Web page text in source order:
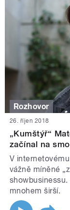
Rozhovor
26. říjen 2018
„Kumštýř“
začínal na
V
vážně míněné
mnohem širší.